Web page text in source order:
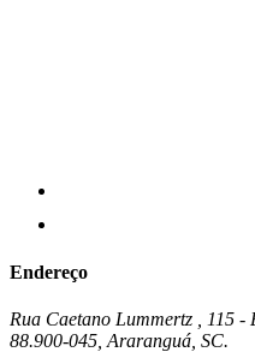
Endereço
Rua Caetano Lummertz , 115
88.900-045, Araranguá, SC.